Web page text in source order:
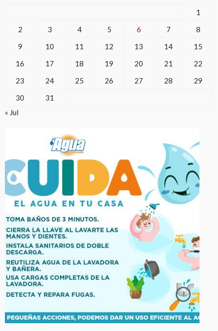
1
2
3 4 5 6 7
8
9
10 11 12 13 14
15
16
17 18 19 20 21
22
23
24 25 26 27 28
29
30
31
« Jul